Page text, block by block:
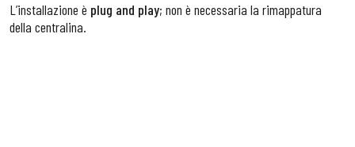
L’installazione è plug and play; non è necessaria la rimappatura
della centralina.